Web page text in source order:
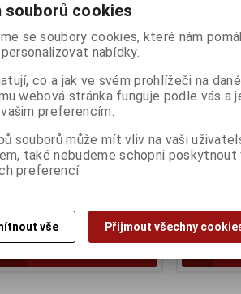
link Tapo P100(2-pack) WiFi
zásuvka, 10A
dodání (dny):3
chytrá Wi-Fi zásuvka
Kč
Kč (bez DPH:)
Tapo
Mini chytrá
439 Kč
363 Kč (bez
souborů cookies
se soubory cookies, které nám
nabídky.
co a jak ve svém prohlížeči na
webová stránka funguje podle vás a
preferencím.
souborů může mít vliv na vaši
také nebudeme schopni poskytnout
preferencí.
vše Přijmout všechny